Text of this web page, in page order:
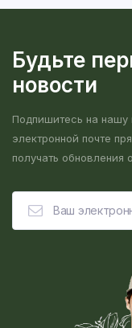
Будьте
новости
Подпишитесь на нашу
электронной почте
получать обновления